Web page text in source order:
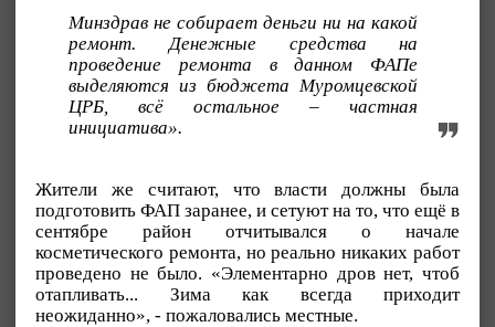
Минздрав не собирает деньги ни на какой
ремонт. Денежные средства на
проведение ремонта в данном ФАПе
выделяются из бюджета Муромцевской
ЦРБ, всё остальное – частная
инициатива».
Жители же считают, что власти должны была
подготовить ФАП заранее, и сетуют на то, что ещё в
сентябре район отчитывался о начале
косметического ремонта, но реально никаких работ
проведено не было. «Элементарно дров нет, чтоб
отапливать... Зима как всегда приходит
неожиданно», - пожаловались местные.